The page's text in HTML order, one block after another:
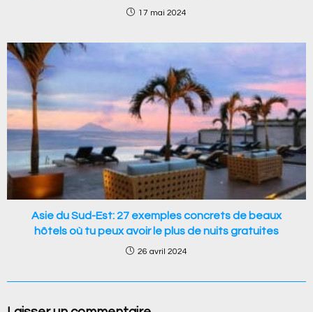
17 mai 2024
Asie du Sud-Est: 27 exemples concrets de beaux
hôtels où tu peux avoir le plus de nuits gratuites
26 avril 2024